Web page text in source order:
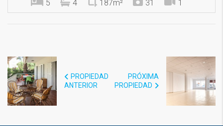
5 4 187m² 31 1
PROPIEDAD
ANTERIOR
PRÓXIMA
PROPIEDAD